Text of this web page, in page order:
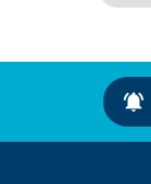
notifications_active